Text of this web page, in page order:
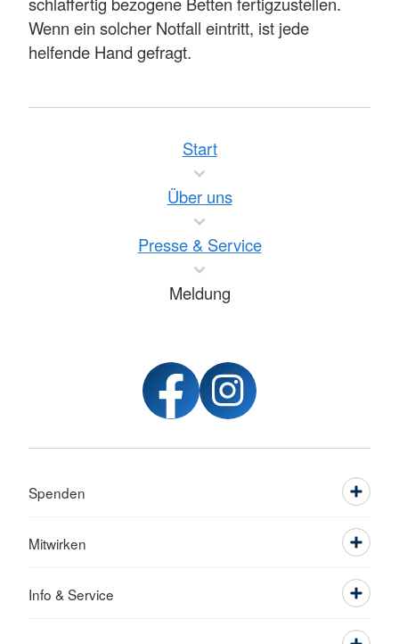
Wenn ein solcher Notfall eintritt, ist jede
helfende Hand gefragt.
Start
Über uns
Presse & Service
Meldung
Spenden
Mitwirken
Info & Service